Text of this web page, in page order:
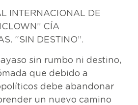
INTERNACIONAL DE
CÍA
“SIN DESTINO”.
sin rumbo ni destino,
que debido a
debe abandonar
un nuevo camino